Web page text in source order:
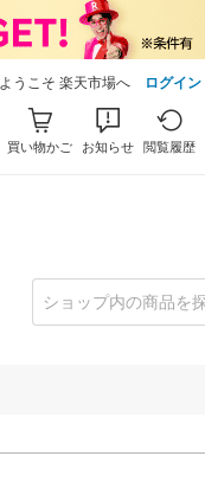
ようこそ 楽天市場へ ログイン
買い物かご お知らせ 閲覧履歴